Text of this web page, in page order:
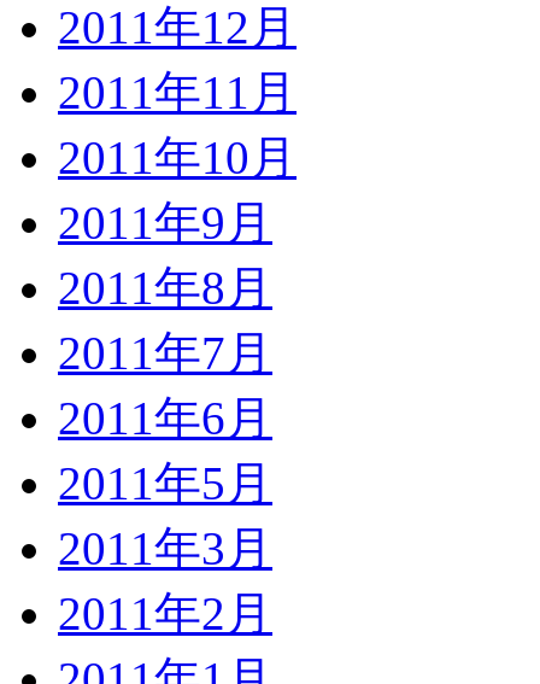
2011年12月
2011年11月
2011年10月
2011年9月
2011年8月
2011年7月
2011年6月
2011年5月
2011年3月
2011年2月